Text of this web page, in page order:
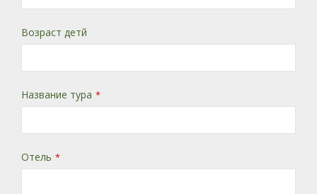
Возраст детй
Название тура *
Отель *